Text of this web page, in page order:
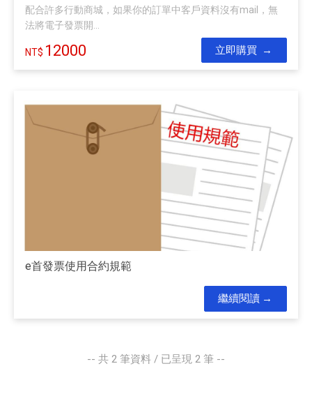
配合許多行動商城，如果你的訂單中客戶資料沒有mail，無
法將電子發票開...
12000 立即購買
e首發票使用合約規範
繼續閱讀
-- 共 2 筆資料 / 已呈現 2 筆 --